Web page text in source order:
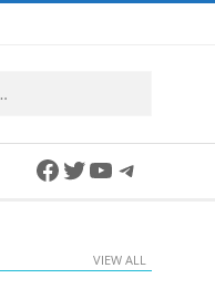
Facebook
Twitter
YouTube
VIEW ALL